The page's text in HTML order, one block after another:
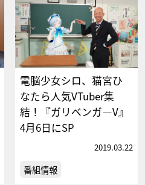
電脳少女シロ、猫宮ひ
なたら人気VTuber集
結！『ガリベンガ―V』
4月6日にSP
2019.03.22
番組情報